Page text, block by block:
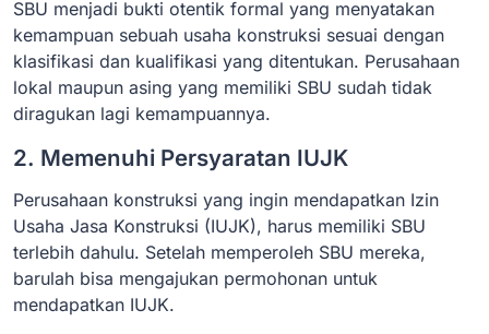
SBU menjadi bukti otentik formal yang menyatakan
kemampuan sebuah usaha konstruksi sesuai dengan
klasifikasi dan kualifikasi yang ditentukan. Perusahaan
lokal maupun asing yang memiliki SBU sudah tidak
diragukan lagi kemampuannya.
2. Memenuhi Persyaratan IUJK
Perusahaan konstruksi yang ingin mendapatkan Izin
Usaha Jasa Konstruksi (IUJK), harus memiliki SBU
terlebih dahulu. Setelah memperoleh SBU mereka,
barulah bisa mengajukan permohonan untuk
mendapatkan IUJK.